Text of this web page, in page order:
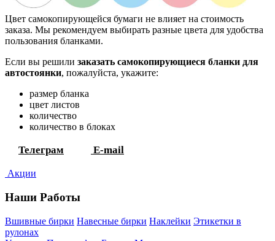
Цвет самокопирующейся бумаги не влияет на стоимость
заказа. Мы рекомендуем выбирать разные цвета для удобства
пользования бланками.
Если вы решили заказать самокопирующиеся бланки для
автостоянки, пожалуйста, укажите:
размер бланка
цвет листов
количество
количество в блоках
Телеграм E-mail
Акции
Наши Работы
Вшивные бирки Навесные бирки Наклейки Этикетки в
рулонах